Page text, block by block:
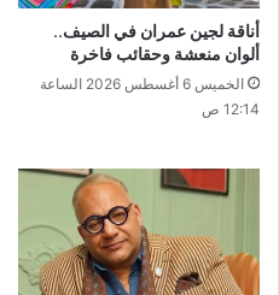
أناقة لجين عمران في الصيف..
ألوان منعشة وحقائب فاخرة
الخميس 6 أغسطس 2026 الساعة
12:14 ص